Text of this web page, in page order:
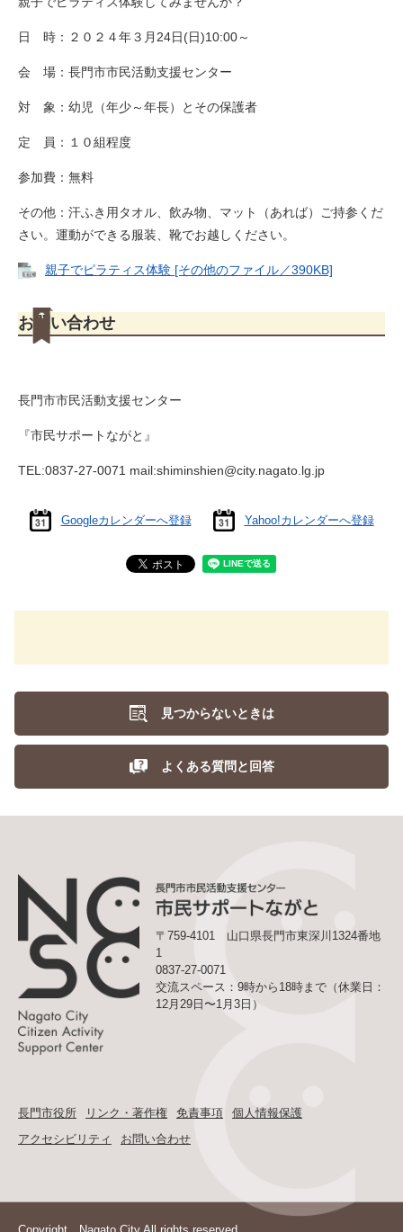
日 時：２０２４年３月24日(日)10:00～
会 場：長門市市民活動支援センター
対 象：幼児（年少～年長）とその保護者
定 員：１０組程度
参加費：無料
その他：汗ふき用タオル、飲み物、マット（あれば）ご持参くだ
さい。運動ができる服装、靴でお越しください。
親子でピラティス体験 [その他のファイル／390KB]
お問い合わせ
長門市市民活動支援センター
『市民サポートながと』
TEL:0837-27-0071 mail:shiminshien@city.nagato.lg.jp
Googleカレンダーへ登録 Yahoo!カレンダーへ登録
見つからないときは
よくある質問と回答
〒759-4101 山口県長門市東深川1324番地
1
0837-27-0071
交流スペース：9時から18時まで（休業日：
12月29日〜1月3日）
長門市役所 リンク・著作権 免責事項
個人情報保護
アクセシビリティ
お問い合わせ